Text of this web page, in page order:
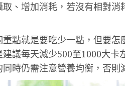
、增加消耗，若沒有相對消
重點就是要吃少一點，但要
建議每天減少500至1000大卡
時仍需注意營養均衡，否則